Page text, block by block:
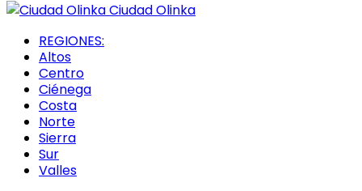
Ciudad Olinka
REGIONES:
Altos
Centro
Ciénega
Costa
Norte
Sierra
Sur
Valles